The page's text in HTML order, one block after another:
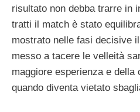
risultato non debba trarre in
tratti il match è stato
mostrato nelle fasi decisive
messo a tacere le velleità
maggiore esperienza e della
quando diventa vietato